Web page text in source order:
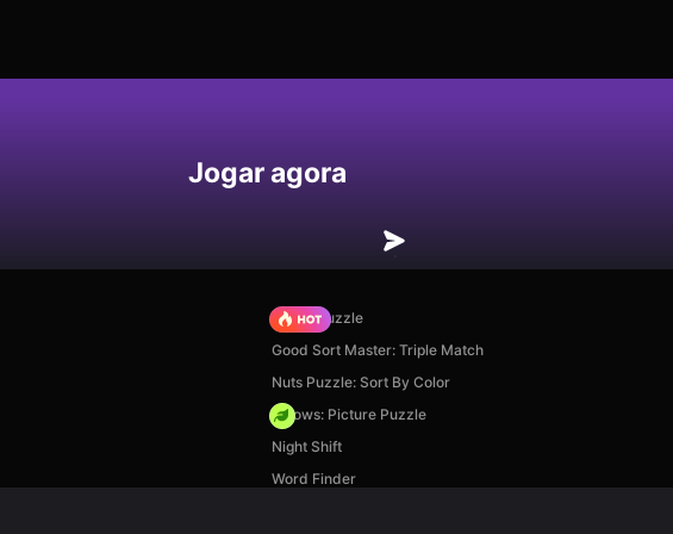
Jogar agora
Arrow Puzzle
Good Sort Master: Triple Match
Nuts Puzzle: Sort By Color
Arrows: Picture Puzzle
Night Shift
Word Finder